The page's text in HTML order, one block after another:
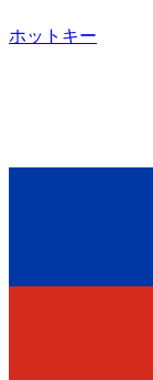
ホットキー